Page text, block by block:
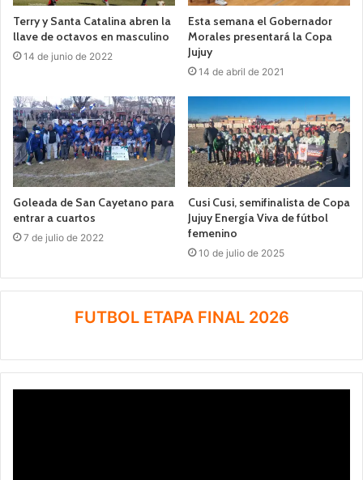
Terry y Santa Catalina abren la
llave de octavos en masculino
14 de junio de 2022
Esta semana el Gobernador
Morales presentará la Copa
Jujuy
14 de abril de 2021
Goleada de San Cayetano para
entrar a cuartos
7 de julio de 2022
Cusi Cusi, semifinalista de Copa
Jujuy Energía Viva de fútbol
femenino
10 de julio de 2025
FUTBOL ETAPA FINAL 2026